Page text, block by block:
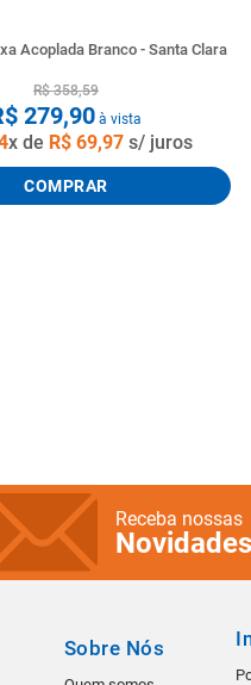
Acoplada Branco - Santa Clara
R$ 358,59
279,90 à vista
x de R$ 69,97s/ juros
COMPRAR
Receba nossas
Sobre Nós